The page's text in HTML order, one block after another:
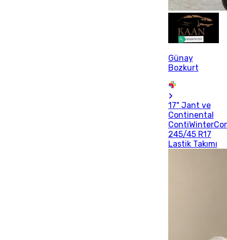
Günay
Bozkurt
17" Jant ve
Continental
245/45 R17
Lastik Takımı